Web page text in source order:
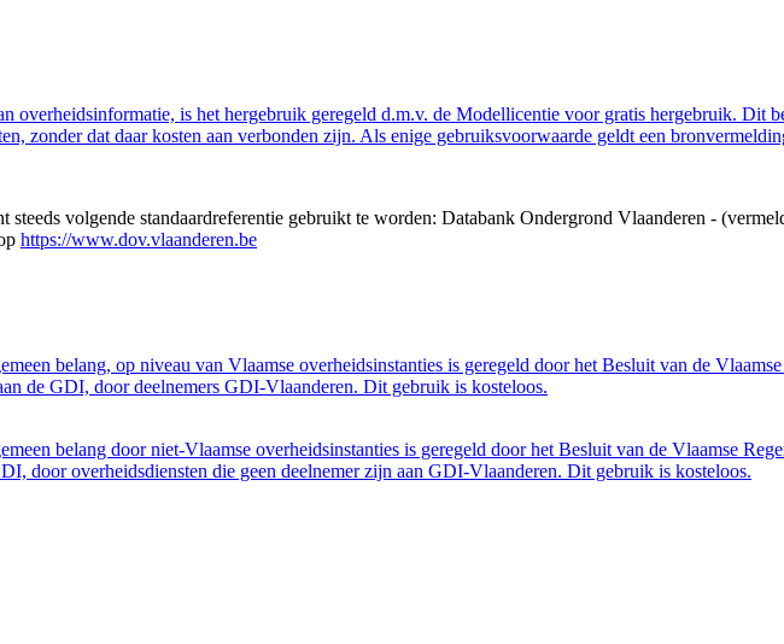
overheidsinformatie, is het hergebruik geregeld d.m.v. de Modellicentie voor gratis hergebruik. Dit
zonder dat daar kosten aan verbonden zijn. Als enige gebruiksvoorwaarde geldt een
volgende standaardreferentie gebruikt te worden: Databank Ondergrond Vlaanderen -
https://www.dov.vlaanderen.be
belang, op niveau van Vlaamse overheidsinstanties is geregeld door het Besluit van de
de GDI, door deelnemers GDI-Vlaanderen. Dit gebruik is kosteloos.
belang door niet-Vlaamse overheidsinstanties is geregeld door het Besluit van de Vlaamse
door overheidsdiensten die geen deelnemer zijn aan GDI-Vlaanderen. Dit gebruik is kosteloos.